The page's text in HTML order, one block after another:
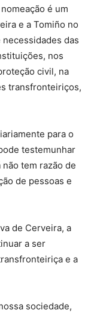
é um
e a Tomiño no
das
nos
civil, na
transfronteiriços,
para o
testemunhar
tem razão de
de pessoas e
de Cerveira, a
a ser
e a
sociedade,